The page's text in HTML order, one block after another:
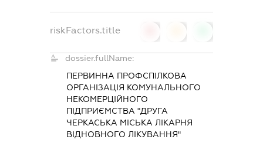
riskFactors.title
dossier.fullName:
ПЕРВИННА ПРОФСПІЛКОВА
ОРГАНІЗАЦІЯ КОМУНАЛЬНОГО
НЕКОМЕРЦІЙНОГО
ПІДПРИЄМСТВА "ДРУГА
ЧЕРКАСЬКА МІСЬКА ЛІКАРНЯ
ВІДНОВНОГО ЛІКУВАННЯ"